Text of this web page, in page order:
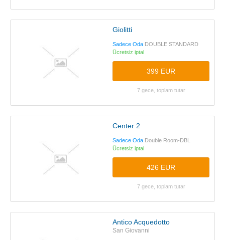
Giolitti
Sadece Oda DOUBLE STANDARD
Ücretsiz iptal
399 EUR
7 gece, toplam tutar
Center 2
Sadece Oda Double Room-DBL
Ücretsiz iptal
426 EUR
7 gece, toplam tutar
Antico Acquedotto
San Giovanni